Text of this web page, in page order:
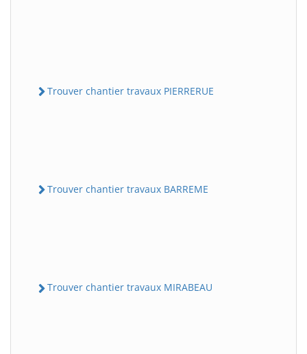
Trouver chantier travaux PIERRERUE
Trouver chantier travaux BARREME
Trouver chantier travaux MIRABEAU